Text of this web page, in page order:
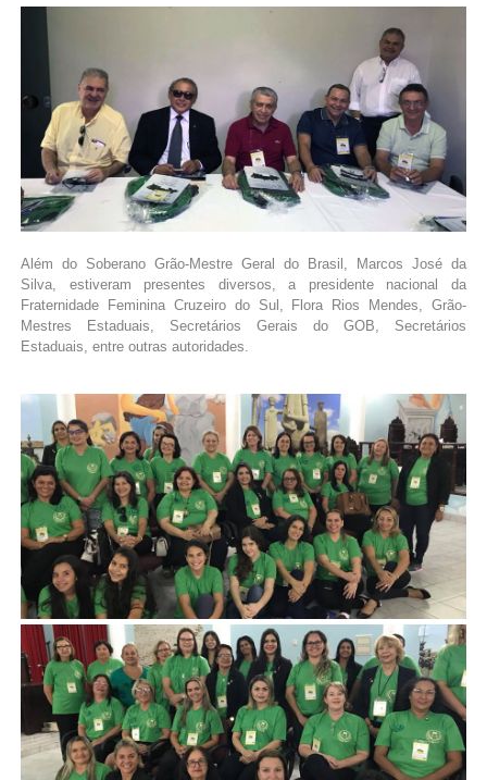
Além do Soberano Grão-Mestre Geral do Brasil, Marcos José da
Silva, estiveram presentes diversos, a presidente nacional da
Fraternidade Feminina Cruzeiro do Sul, Flora Rios Mendes, Grão-
Mestres Estaduais, Secretários Gerais do GOB, Secretários
Estaduais, entre outras autoridades.